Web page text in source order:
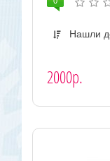
Нашли
2000р.